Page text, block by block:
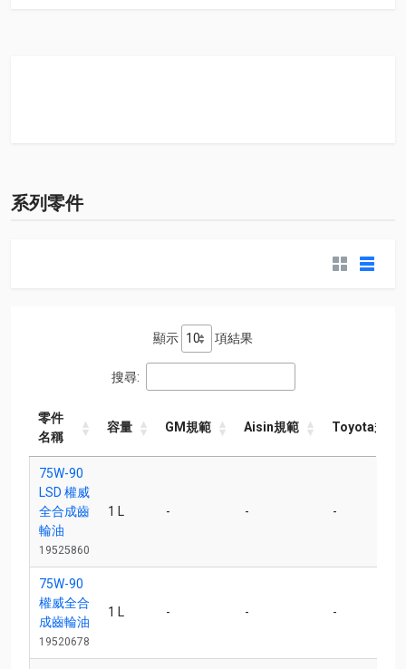
系列零件
顯示 項結果
搜尋:
零件
名稱
容量 GM規範 Aisin規範 Toyota規範
零件
名稱
75W-90
LSD 權威
全合成齒
輪油
19525860
1 L - - -
75W-90
權威全合
成齒輪油
19520678
1 L - - -